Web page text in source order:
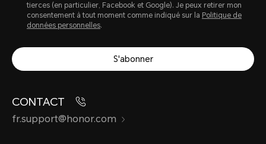
tierces (en particulier, Facebook et Google). Je peux retirer mon
consentement à tout moment comme indiqué sur la Politique de
données personnelles.
S'abonner
CONTACT
fr.support@honor.com